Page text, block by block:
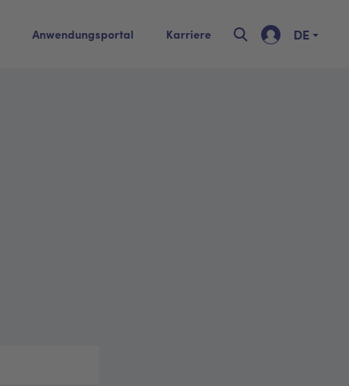
DE
Anwendungsportal Karriere